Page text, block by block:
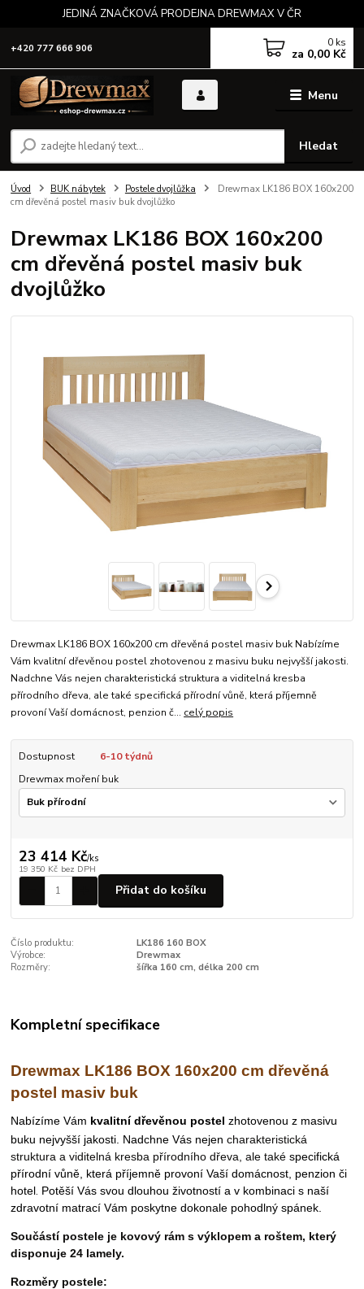
JEDINÁ ZNAČKOVÁ PRODEJNA DREWMAX V ČR
Menu
Hledat
+420 777 666 906 0 ks
za 0,00 Kč
Úvod BUK nábytek Postele dvojlůžka
Drewmax LK186 BOX 160x200
cm dřevěná postel masiv buk dvojlůžko
Drewmax LK186 BOX 160x200
cm dřevěná postel masiv buk
dvojlůžko
Drewmax LK186 BOX 160x200 cm dřevěná postel masiv buk Nabízíme
Vám kvalitní dřevěnou postel zhotovenou z masivu buku nejvyšší jakosti.
Nadchne Vás nejen charakteristická struktura a viditelná kresba
přírodního dřeva, ale také specifická přírodní vůně, která příjemně
provoní Vaší domácnost, penzion č... celý popis
Dostupnost
6-10 týdnů
Drewmax moření buk
23 414 Kč/ks
19 350 Kč bez DPH
Přidat do košíku
Číslo produktu:
LK186 160 BOX
Výrobce:
Drewmax
Rozměry:
šířka 160 cm, délka 200 cm
Kompletní specifikace
Drewmax LK186 BOX 160x200 cm dřevěná
postel masiv buk
Nabízíme Vám kvalitní dřevěnou postelzhotovenou z masivu
buku nejvyšší jakosti. Nadchne Vás nejencharakteristická
struktura a viditelná kresba přírodního dřeva, ale také specifická
přírodní vůně, která příjemně provoní Vaší domácnost, penzion či
hotel. Potěší Vás svou dlouhou životností a v kombinaci s naší
zdravotní matrací Vám poskytne dokonale pohodlný spánek.
Součástí postele je kovový rám s výklopem a roštem, který
disponuje 24 lamely.
Rozměry postele: